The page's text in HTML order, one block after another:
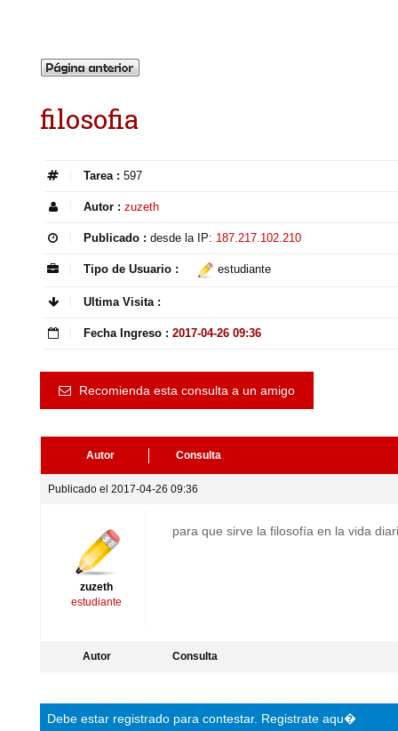
filosofia
Tarea : 597
Autor : zuzeth
Publicado : desde la IP: 187.217.102.210
Tipo de Usuario : estudiante
Ultima Visita :
Fecha Ingreso : 2017-04-26 09:36
Recomienda esta consulta a un amigo
Autor Consulta
Publicado el 2017-04-26 09:36
zuzeth
estudiante
para que sirve la filosofía en la vida
Autor Consulta
Debe estar registrado para contestar. Registrate aqu�